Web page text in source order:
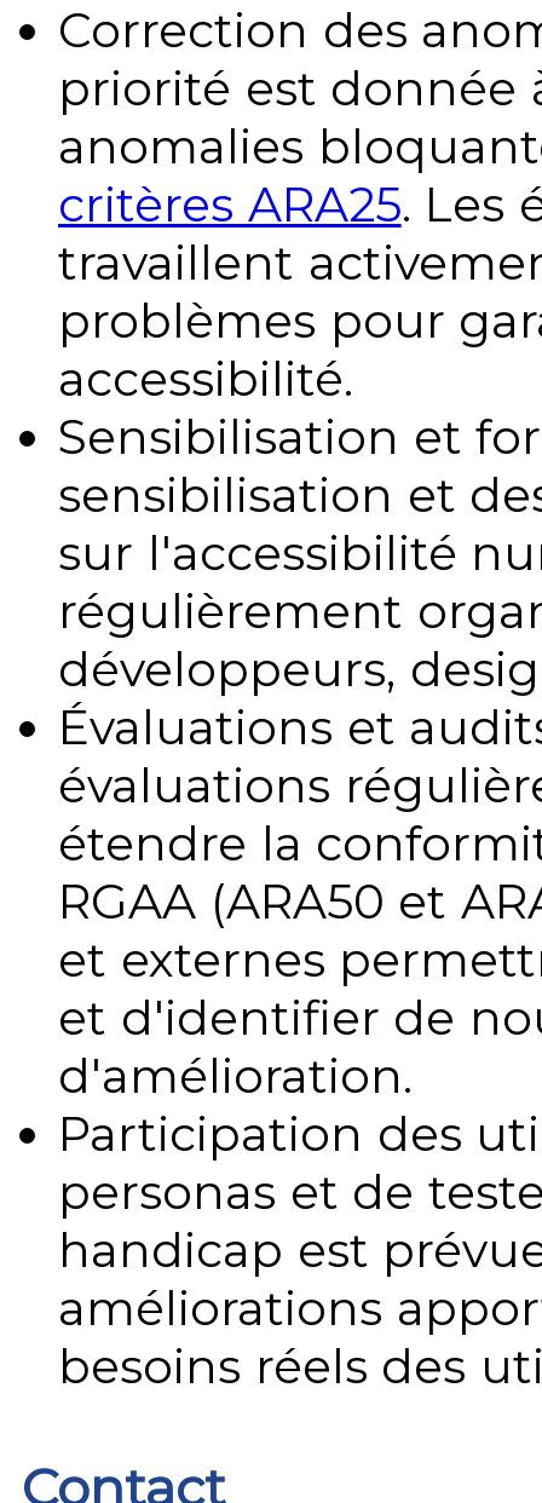
Correction des
priorité est donnée
anomalies
critères ARA25. Les
travaillent
problèmes pour
accessibilité.
Sensibilisation et
sensibilisation et
sur l'accessibilité
régulièrement
développeurs,
Évaluations et
évaluations
étendre la
RGAA (ARA50 et
et externes
et d'identifier de
d'amélioration.
Participation des
personas et de
handicap est
améliorations
besoins réels des
Contact